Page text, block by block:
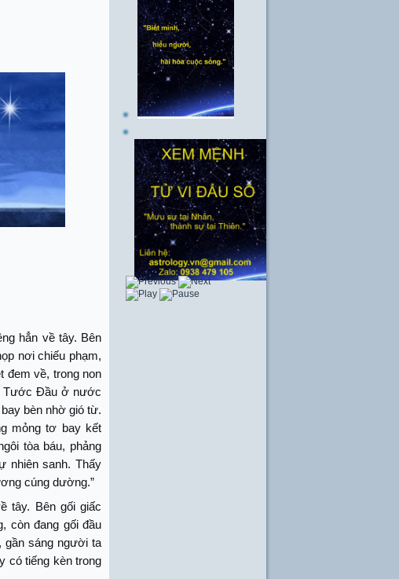
hẳn về tây. Bên
nơi chiếu phạm,
đem về, trong non
Tước Đầu ở nước
bèn nhờ gió từ.
mỏng tơ bay kết
tòa báu, phảng
nhiên sanh. Thấy
cúng dường.”
tây. Bên gối giấc
còn đang gối đầu
gần sáng người ta
có tiếng kèn trong